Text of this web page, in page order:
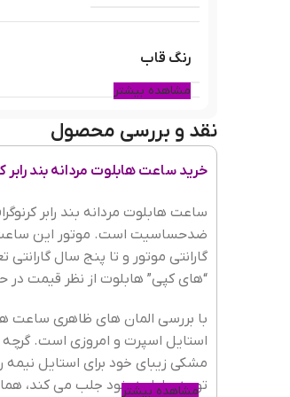
رنگ قاب
جنس قاب
رنگ بند
جنسیت ساعت
جنس شیشه
مشاهده بیشتر
نقد و بررسی محصول
خرید ساعت هابلوت مردانه بند
ساعت هابلوت مردانه بند رابر
ضدحساسیت است. موتور این ساعت
“های کپی” هابلوت از نظر قیمت
با بررسی المان های ظاهری ساعت
استایل اسپرت و امروزی است. گرچه
مشکی زیبای خود برای استایل
توجه ما را به خود جلب می کند،
مشاهده بیشتر